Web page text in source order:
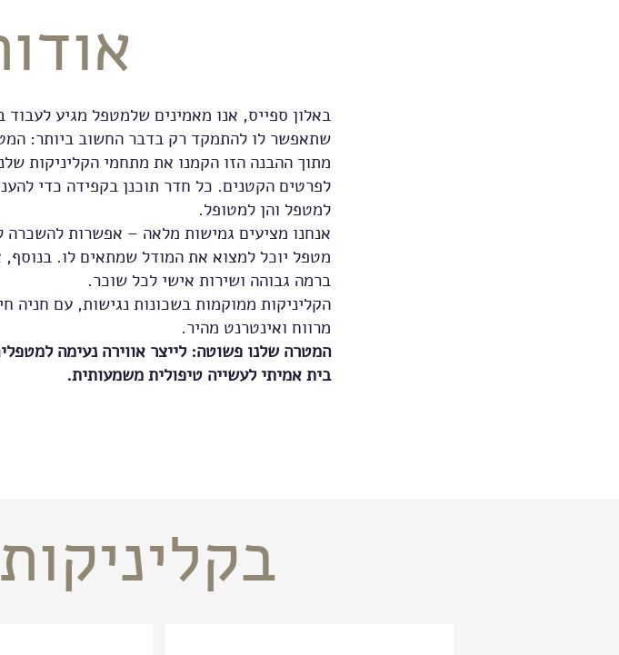
באלון ספייס, אנו מאמינים שלמטפל מגיע
שתאפשר לו להתמקד רק בדבר החשוב ביותר:
מתוך ההבנה הזו הקמנו את מתחמי הקליניקות
לפרטים הקטנים. כל חדר תוכנן בקפידה כדי
למטפל והן למטופל.
אנחנו מציעים גמישות מלאה – אפשרות להשכרה
מטפל יוכל למצוא את המודל שמתאים לו. בנוסף,
ברמה גבוהה ושירות אישי לכל שוכר.
הקליניקות ממוקמות בשכונות נגישות, עם חניה
מרווח ואינטרנט מהיר.
המטרה שלנו פשוטה: לייצר אווירה נעימה
בית אמיתי לעשייה טיפולית משמעותית.